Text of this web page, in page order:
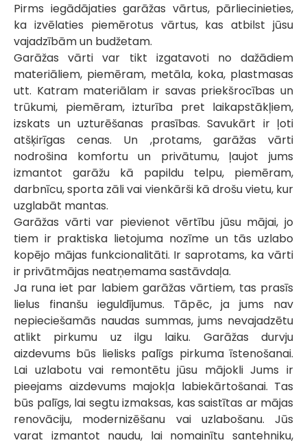
Pirms iegādājaties garāžas vārtus, pārliecinieties,
ka izvēlaties piemērotus vārtus, kas atbilst jūsu
vajadzībām un budžetam.
Garāžas vārti var tikt izgatavoti no dažādiem
materiāliem, piemēram, metāla, koka, plastmasas
utt. Katram materiālam ir savas priekšrocības un
trūkumi, piemēram, izturība pret laikapstākļiem,
izskats un uzturēšanas prasības. Savukārt ir ļoti
atšķirīgas cenas. Un ,protams, garāžas vārti
nodrošina komfortu un privātumu, ļaujot jums
izmantot garāžu kā papildu telpu, piemēram,
darbnīcu, sporta zāli vai vienkārši kā drošu vietu, kur
uzglabāt mantas.
Garāžas vārti var pievienot vērtību jūsu mājai, jo
tiem ir praktiska lietojuma nozīme un tās uzlabo
kopējo mājas funkcionalitāti. Ir saprotams, ka vārti
ir privātmājas neatņemama sastāvdaļa.
Ja runa iet par labiem garāžas vārtiem, tas prasīs
lielus finanšu ieguldījumus. Tāpēc, ja jums nav
nepieciešamās naudas summas, jums nevajadzētu
atlikt pirkumu uz ilgu laiku. Garāžas durvju
aizdevums būs lielisks palīgs pirkuma īstenošanai.
Lai uzlabotu vai remontētu jūsu mājokli Jums ir
pieejams aizdevums majokļa labiekārtošanai. Tas
būs palīgs, lai segtu izmaksas, kas saistītas ar mājas
renovāciju, modernizēšanu vai uzlabošanu. Jūs
varat izmantot naudu, lai nomainītu santehniku,